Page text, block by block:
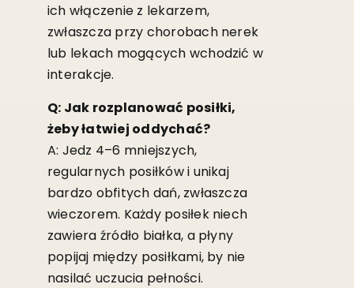
ich włączenie z lekarzem,
zwłaszcza przy chorobach nerek
lub lekach mogących wchodzić w
interakcje.
Q: Jak rozplanować posiłki,
żeby łatwiej oddychać?
A: Jedz 4–6 mniejszych,
regularnych posiłków i unikaj
bardzo obfitych dań, zwłaszcza
wieczorem. Każdy posiłek niech
zawiera źródło białka, a płyny
popijaj między posiłkami, by nie
nasilać uczucia pełności.